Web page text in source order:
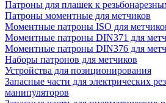
Патроны для плашек к
Патроны моментные для метчиков
Моментные патроны ISO для
Моментные патроны DIN371 для
Моментные патроны DIN376 для
Наборы патронов для метчиков
Устройства для позиционирования
Запасные части для электрических
манипуляторов